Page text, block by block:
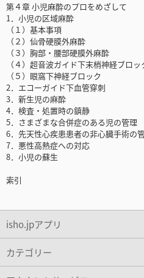
第４章 小児麻酔のプロをめざして
1．小児の区域麻酔
（１）基本事項
（２）仙骨硬膜外麻酔
（３）胸部・腰部硬膜外麻酔
（４）超音波ガイド下末梢神経ブロッ
（５）眼窩下神経ブロック
2．エコーガイド下血管穿刺
3．新生児の麻酔
4．検査・処置時の鎮静
5．さまざまな合併症のある児の管理
6．先天性心疾患患者の非心臓手術の
7．悪性高熱症への対応
8．小児の蘇生
索引
isho.jpアプリ
カテゴリー